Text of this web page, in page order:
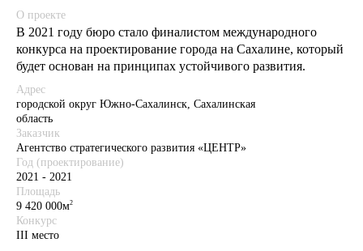
О проекте
В 2021 году бюро стало финалистом международного
конкурса на проектирование города на Сахалине, который
будет основан на принципах устойчивого развития.
Адрес
городской округ Южно-Сахалинск, Сахалинская
область
Заказчик
Агентство стратегического развития «ЦЕНТР»
Год (проектирование)
2021 - 2021
Площадь
9 420 000м2
Конкурс
III место